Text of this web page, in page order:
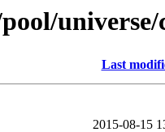
universe/
Last
2015-08-15